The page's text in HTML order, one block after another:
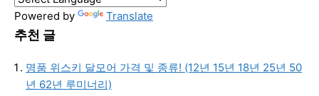
Powered by Translate
추천 글
명품 위스키 달모어 가격 및 종류! (12년 15년 18년 25년 50
년 62년 루미너리)